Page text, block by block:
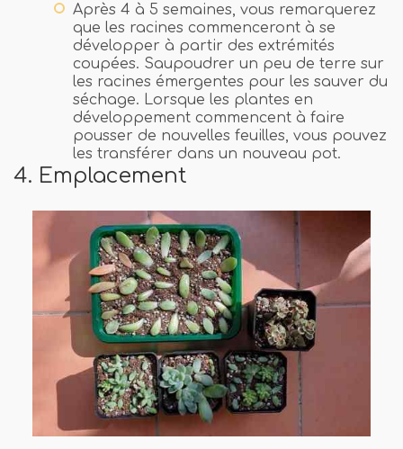
Après 4 à 5 semaines, vous remarquerez
que les racines commenceront à se
développer à partir des extrémités
coupées. Saupoudrer un peu de terre sur
les racines émergentes pour les sauver du
séchage. Lorsque les plantes en
développement commencent à faire
pousser de nouvelles feuilles, vous pouvez
les transférer dans un nouveau pot.
4. Emplacement